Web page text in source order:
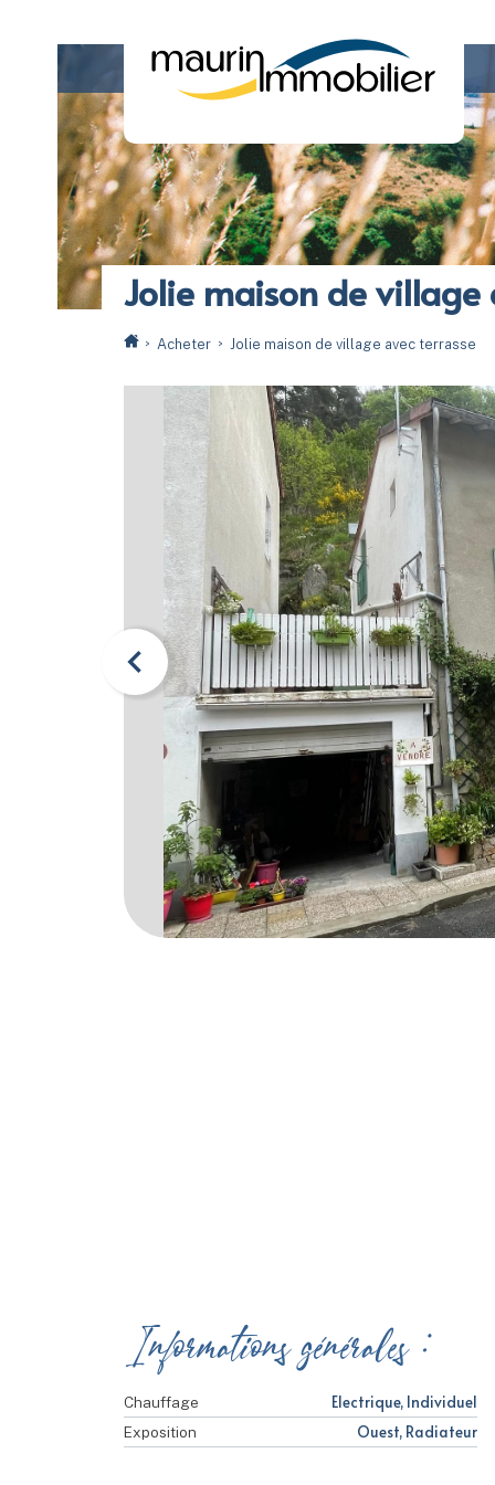
Jolie maison de village
Acheter Jolie maison de village avec terrasse
Informations générales :
Chauffage Electrique, Individuel
Exposition Ouest, Radiateur